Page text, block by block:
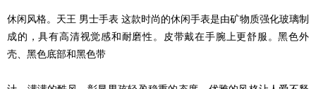
休闲风格。天王 男士手表 这款时尚的休闲手表是由矿物质强化玻璃制
成的，具有高清视觉感和耐磨性。皮带戴在手腕上更舒服。黑色外
壳、黑色底部和黑色带